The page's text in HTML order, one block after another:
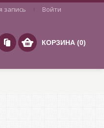
запись Войти
КОРЗИНА (0)